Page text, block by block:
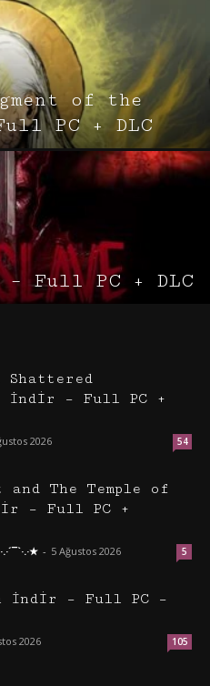
of the
PC + DLC
Full PC + DLC
Shattered
İndir – Full PC +
2026 54
The Temple of
– Full PC +
- 5 Ağustos 2026 5
İndir – Full PC –
2026 105